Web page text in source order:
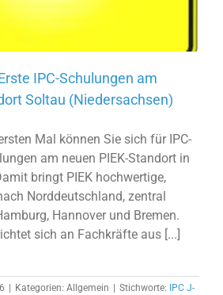
IPC-Schulungen am
Soltau (Niedersachsen)
Mal können Sie sich für IPC-
am neuen PIEK-Standort in
bringt PIEK hochwertige,
Norddeutschland, zentral
Hannover und Bremen.
sich an Fachkräfte aus [...]
| Kategorien: Allgemein | Stichworte: IPC J-